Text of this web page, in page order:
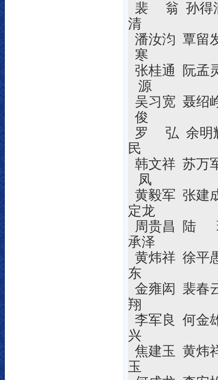
裴
翁 孙得
清
潘汝汮 覃留
寒
张桂通 阮孟
源
吴习宽 聂绍
俊
罗
弘 余
民
韩文祥 苏万
凤
黄毅军 张
定龙
周贵昌 陆
承泽
黄炜祥 徐
东
金雍闳 裴
翔
李军良 何
兴
焦建玉 黄炜
玉